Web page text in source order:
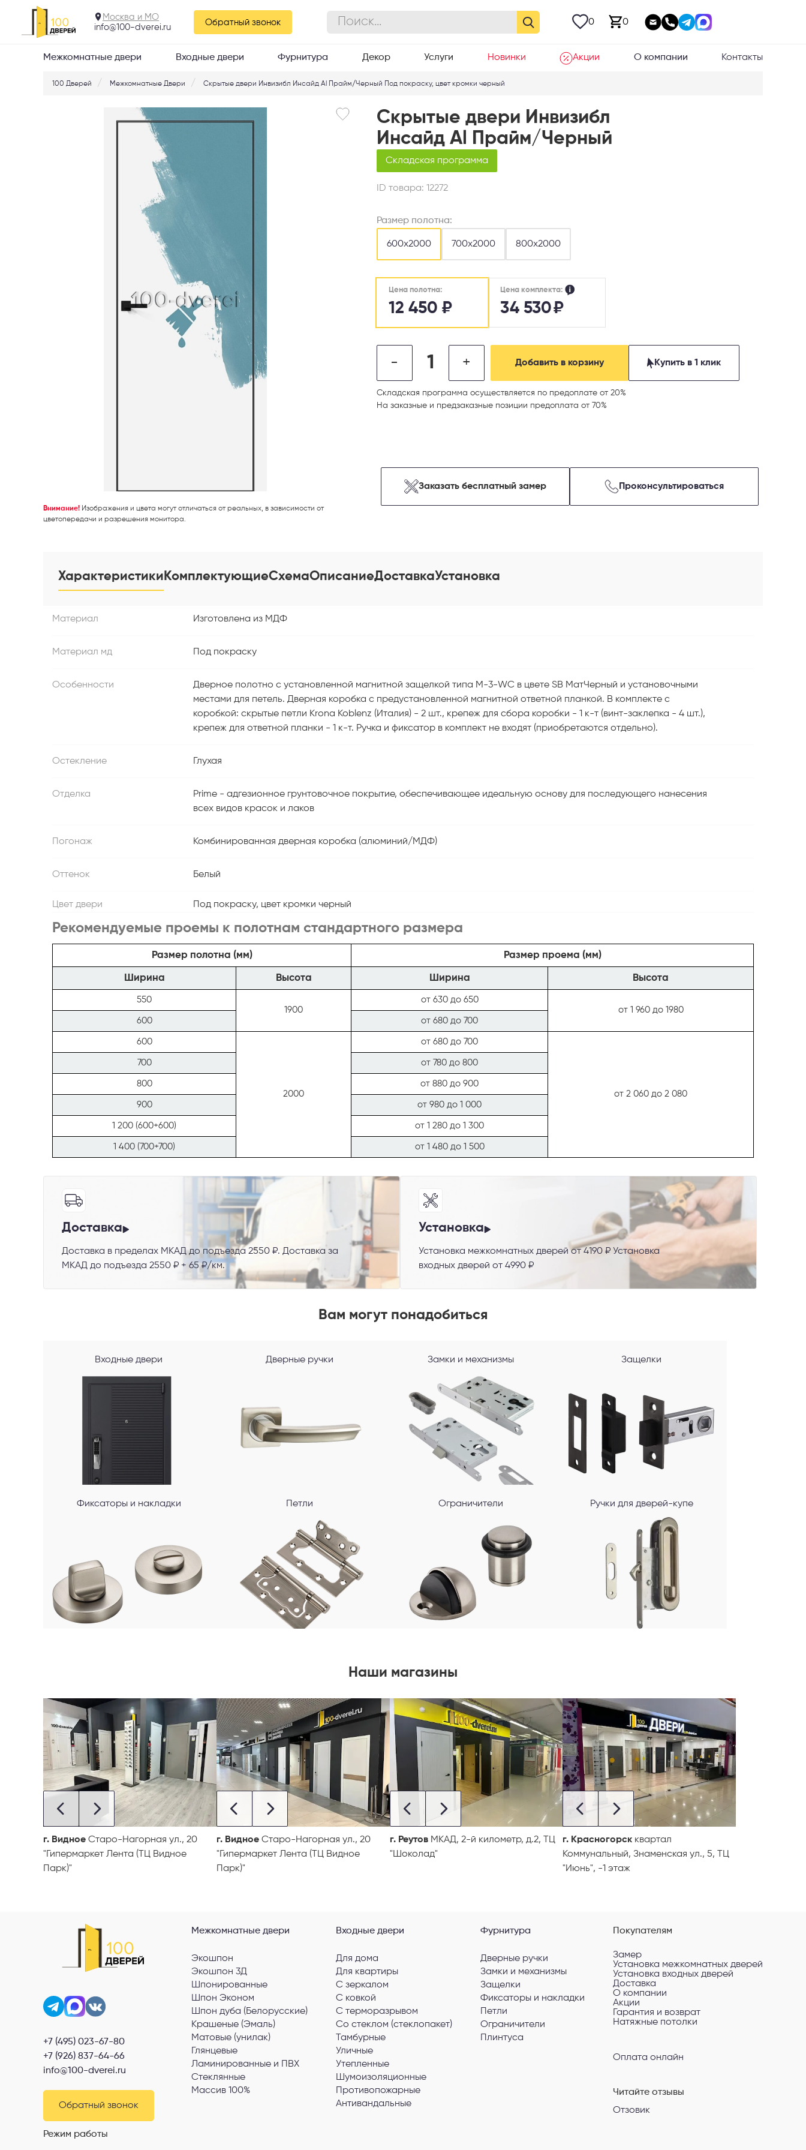
Москва и МО
info@100-dverei.ru
Обратный звонок 0 0
Межкомнатные двери Входные двери Фурнитура Декор Услуги Новинки Акции О компании Контакты
100 Дверей Межкомнатные Двери Скрытые двери Инвизибл Инсайд Al Прайм/Черный Под покраску, цвет кромки черный
Внимание! Изображения и цвета могут отличаться от реальных, в зависимости от
цветопередачи и разрешения монитора.
Скрытые двери Инвизибл
Инсайд Al Прайм/Черный
Складская программа
ID товара: 12272
Размер полотна:
600х2000 700х2000 800х2000
Цена полотна:
12 450 ₽
Цена комплекта:
34 530₽
- + Купить в 1 клик
Добавить в корзину
Складская программа осуществляется по предоплате от 20%
На заказные и предзаказные позиции предоплата от 70%
Заказать бесплатный замер Проконсультироваться
Характеристики КомплектующиеСхемаОписаниеДоставкаУстановка
Материал Изготовлена из МДФ
Материал мд Под покраску
Особенности
Дверное полотно с установленной магнитной защелкой типа M-3-WC в цвете SB МатЧерный и установочными
местами для петель. Дверная коробка с предустановленной магнитной ответной планкой. В комплекте с
коробкой: скрытые петли Krona Koblenz (Италия) - 2 шт., крепеж для сбора коробки - 1 к-т (винт-заклепка - 4 шт.),
крепеж для ответной планки - 1 к-т. Ручка и фиксатор в комплект не входят (приобретаются отдельно).
Остекление Глухая
Отделка
Prime - адгезионное грунтовочное покрытие, обеспечивающее идеальную основу для последующего нанесения
всех видов красок и лаков
Погонаж Комбинированная дверная коробка (алюминий/МДФ)
Оттенок Белый
Цвет двери Под покраску, цвет кромки черный
Рекомендуемые проемы к полотнам стандартного размера
Размер полотна (мм) Размер проема (мм)
Ширина Высота Ширина Высота
550
1900
от 630 до 650
от 1 960 до 1980
600
от 680 до 700
600
2000
от 680 до 700
от 2 060 до 2 080
700 от 780 до 800
800 от 880 до 900
900 от 980 до 1 000
1 200 (600+600) от 1 280 до 1 300
1 400 (700+700) от 1 480 до 1 500
Доставка
Доставка в пределах МКАД до подъезда 2550 ₽. Доставка за
МКАД до подъезда 2550 ₽ + 65 ₽/км.
Установка
Установка межкомнатных дверей от 4190 ₽ Установка
входных дверей от 4990 ₽
Вам могут понадобиться
Входные двери Дверные ручки Замки и механизмы Защелки
Фиксаторы и накладки Петли Ограничители Ручки для дверей-купе
Наши магазины
г. Видное Старо-Нагорная ул., 20
"Гипермаркет Лента (ТЦ Видное
Парк)"
г. ВидноеСтаро-Нагорная ул., 20
"Гипермаркет Лента (ТЦ Видное
Парк)"
г. РеутовМКАД, 2-й километр, д.2, ТЦ
"Шоколад"
г. Красногорск квартал
Коммунальный, Знаменская ул., 5, ТЦ
"Июнь", -1 этаж
+7 (495) 023-67-80
+7 (926) 837-64-66
info@100-dverei.ru
Обратный звонок
Режим работы
Межкомнатные двери
Экошпон
Экошпон 3Д
Шпонированные
Шпон Эконом
Шпон дуба (Белорусские)
Крашеные (Эмаль)
Матовые (унилак)
Глянцевые
Ламинированные и ПВХ
Стеклянные
Массив 100%
Входные двери
Для дома
Для квартиры
С зеркалом
С ковкой
С терморазрывом
Со стеклом (стеклопакет)
Тамбурные
Уличные
Утепленные
Шумоизоляционные
Противопожарные
Антивандальные
Фурнитура
Дверные ручки
Замки и механизмы
Защелки
Фиксаторы и накладки
Петли
Ограничители
Плинтуса
Покупателям
Замер
Установка межкомнатных дверей
Установка входных дверей
Доставка
О компании
Акции
Гарантия и возврат
Натяжные потолки
Оплата онлайн
Читайте отзывы
Отзовик
Выберите способ связи
MAX
Политикой конфиденциальностии даюсогласие на обработку персональных
данных.